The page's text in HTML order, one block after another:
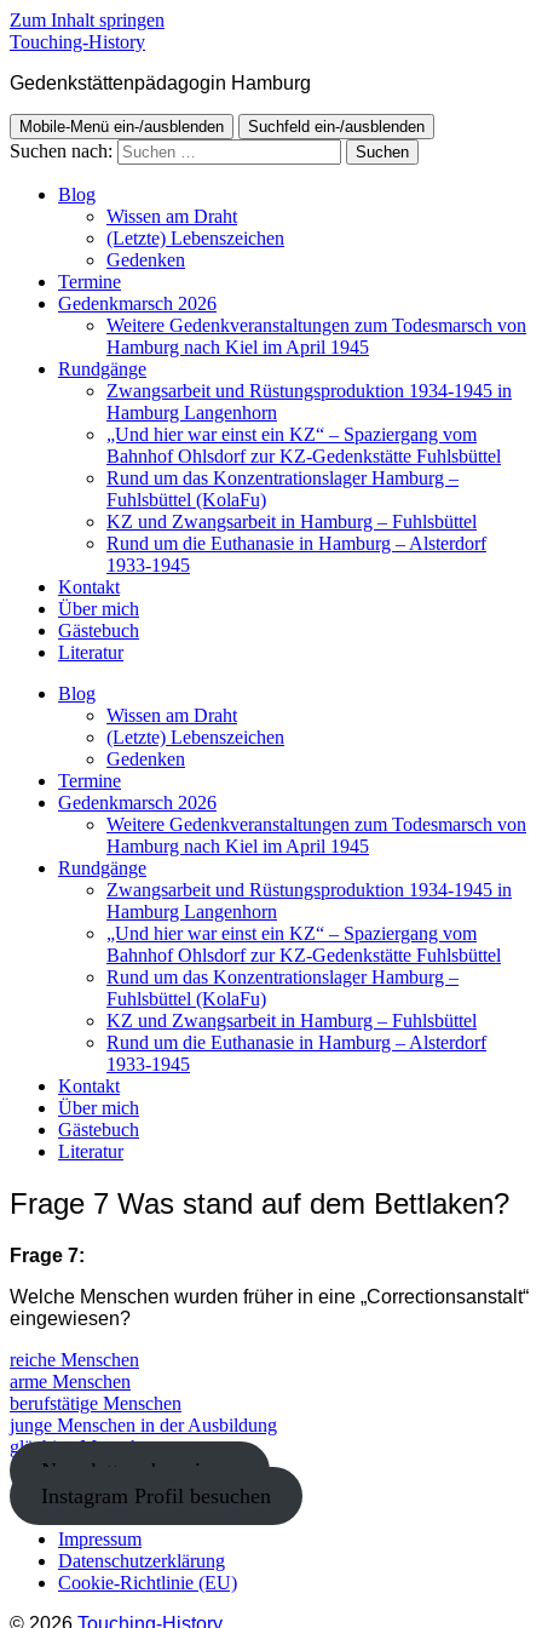
Zum Inhalt springen
Touching-History
Gedenkstättenpädagogin Hamburg
Mobile-Menü ein-/ausblenden Suchfeld ein-/ausblenden
Suchen nach:
Blog
Wissen am Draht
(Letzte) Lebenszeichen
Gedenken
Termine
Gedenkmarsch 2026
Weitere Gedenkveranstaltungen zum Todesmarsch von
Hamburg nach Kiel im April 1945
Rundgänge
Zwangsarbeit und Rüstungsproduktion 1934-1945 in
Hamburg Langenhorn
„Und hier war einst ein KZ“ – Spaziergang vom
Bahnhof Ohlsdorf zur KZ-Gedenkstätte Fuhlsbüttel
Rund um das Konzentrationslager Hamburg –
Fuhlsbüttel (KolaFu)
KZ und Zwangsarbeit in Hamburg – Fuhlsbüttel
Rund um die Euthanasie in Hamburg – Alsterdorf
1933-1945
Kontakt
Über mich
Gästebuch
Literatur
Blog
Wissen am Draht
(Letzte) Lebenszeichen
Gedenken
Termine
Gedenkmarsch 2026
Weitere Gedenkveranstaltungen zum Todesmarsch von
Hamburg nach Kiel im April 1945
Rundgänge
Zwangsarbeit und Rüstungsproduktion 1934-1945 in
Hamburg Langenhorn
„Und hier war einst ein KZ“ – Spaziergang vom
Bahnhof Ohlsdorf zur KZ-Gedenkstätte Fuhlsbüttel
Rund um das Konzentrationslager Hamburg –
Fuhlsbüttel (KolaFu)
KZ und Zwangsarbeit in Hamburg – Fuhlsbüttel
Rund um die Euthanasie in Hamburg – Alsterdorf
1933-1945
Kontakt
Über mich
Gästebuch
Literatur
Frage 7 Was stand auf dem Bettlaken?
Frage 7:
Welche Menschen wurden früher in eine „Correctionsanstalt“
eingewiesen?
reiche Menschen
arme Menschen
berufstätige Menschen
junge Menschen in der Ausbildung
gläubige Menschen
Newsletter abonnieren
Instagram Profil besuchen
Impressum
Datenschutzerklärung
Cookie-Richtlinie (EU)
© 2026 Touching-History